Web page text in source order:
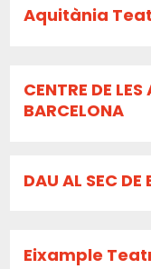
Aquitània
CENTRE DE LES
BARCELONA
DAU AL SEC DE
Eixample